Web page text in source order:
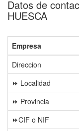
Datos de
HUESCA
Empresa
Direccion
⏩ Localidad
⏩ Provincia
⏩CIF o NIF